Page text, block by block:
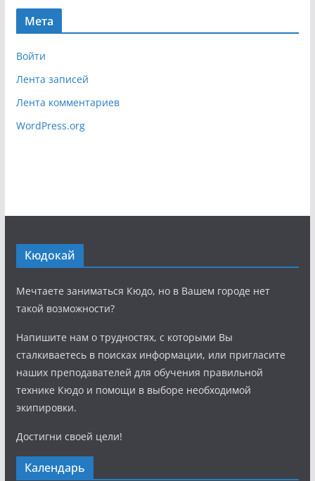
я
х
Мета
Войти
Лента записей
Лента комментариев
WordPress.org
Кюдокай
Мечтаете заниматься Кюдо, но в Вашем городе нет
такой возможности?
Напишите нам о трудностях, с которыми Вы
сталкиваетесь в поисках информации, или пригласите
наших преподавателей для обучения правильной
технике Кюдо и помощи в выборе необходимой
экипировки.
Достигни своей цели!
Календарь